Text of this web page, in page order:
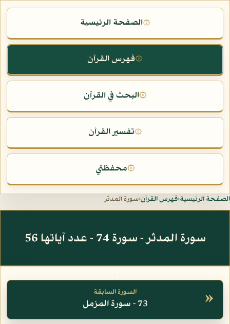
۞الصفحة الرئيسية
۞فهرس القرآن
۞البحث في القرآن
۞تفسير القرآن
۞محفظتي
الصفحة الرئيسية‹فهرس القرآن‹سورة المدثر
سورة المدثر - سورة 74 - عدد آياتها 56
» السورة السابقة
73 - سورة المزمل